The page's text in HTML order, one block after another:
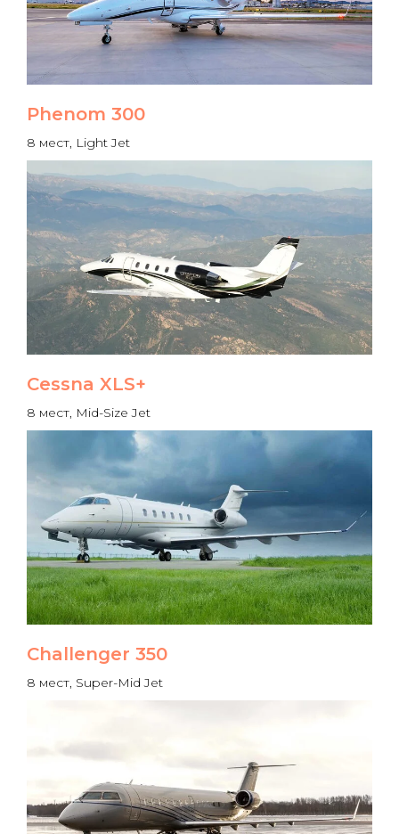
Phenom 300
8 мест, Light Jet
Cessna XLS+
8 мест, Mid-Size Jet
Challenger 350
8 мест, Super-Mid Jet